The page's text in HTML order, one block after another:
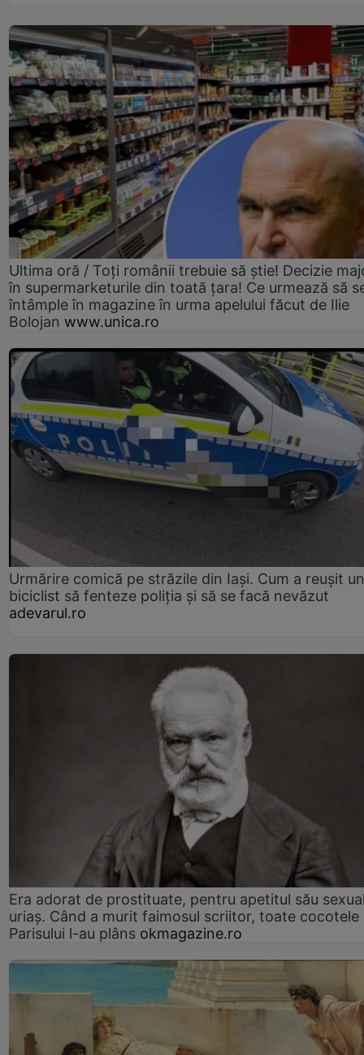
Ultima oră / Toți românii trebuie să știe! Decizie
în supermarketurile din toată țara! Ce urmează să
întâmple în magazine în urma apelului făcut de Ilie
Bolojan www.unica.ro
Urmărire comică pe străzile din Iași. Cum a reușit un
biciclist să fenteze poliția și să se facă nevăzut
adevarul.ro
Era adorat de prostituate, pentru apetitul său
uriaș. Când a murit faimosul scriitor, toate cocotele
Parisului l-au plâns okmagazine.ro